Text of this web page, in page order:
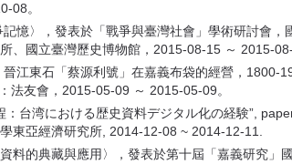
08。
憶〉，發表於「戰爭與臺灣社會」學術研討會，
、國立臺灣歷史博物館，2015-08-15 ～ 2015-08-
江東石「蔡源利號」在嘉義布袋的經營，1800-
法友會，2015-05-09 ～ 2015-05-09。
台湾における歴史資料デジタル化の経験”,
東亞經濟研究所, 2014-12-08 ~ 2014-12-11.
料的典藏與應用〉，發表於第十屆「嘉義研究」